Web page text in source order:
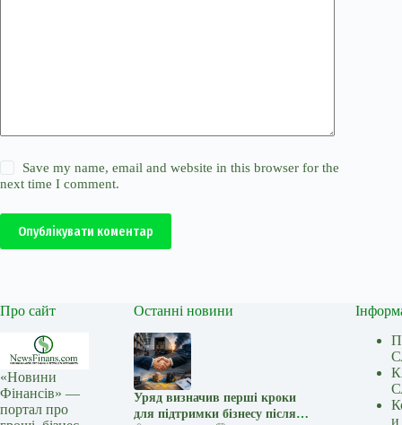
Save my name, email and website in this browser for the
next time I comment.
Опублікувати коментар
Про сайт
«Новини
Фінансів» —
портал про
Останні новини
Уряд визначив перші кроки
для підтримки бізнесу після
и